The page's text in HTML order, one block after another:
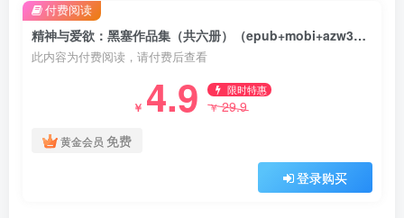
精神与爱欲：黑塞作品集（共六册）（epub+mobi+azw3+pdf）
此内容为付费阅读，请付费后查看
￥ 4.9 限时特惠
￥29.9
黄金会员 免费
登录购买
付费阅读